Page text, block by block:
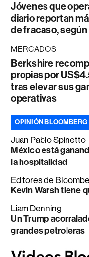
Jóvenes que
diario reportan
de fracaso,
MERCADOS
Berkshire
propias por
tras elevar sus
operativas
OPINIÓN BLOOMBERG
Juan Pablo Spinetto
México está
la hospitalidad
Editores de
Kevin Warsh tiene
Liam Denning
Un Trump
grandes petroleras